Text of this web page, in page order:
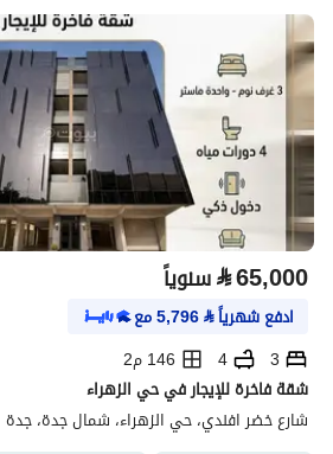
⃁65,000 سنوياً
ادفع شهرياً⃁
5,796مع
3
4
146 م2
شقة فاخرة للإيجار في حي الزهراء
شارع خضر افندي، حي الزهراء، شمال جدة، جدة